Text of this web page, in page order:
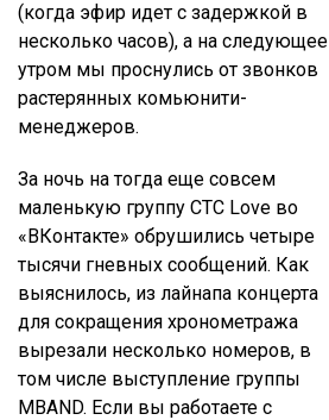
(когда эфир идет с задержкой в
несколько часов), а на следующее
утром мы проснулись от звонков
растерянных комьюнити-
менеджеров.
За ночь на тогда еще совсем
маленькую группу СТС Love во
«ВКонтакте» обрушились четыре
тысячи гневных сообщений. Как
выяснилось, из лайнапа концерта
для сокращения хронометража
вырезали несколько номеров, в
том числе выступление группы
MBAND. Если вы работаете с